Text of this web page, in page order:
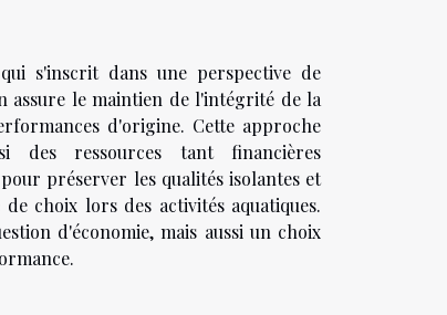
s'inscrit dans une perspective de
assure le maintien de l'intégrité de la
d'origine. Cette approche
des ressources tant financières
préserver les qualités isolantes et
choix lors des activités aquatiques.
d'économie, mais aussi un choix